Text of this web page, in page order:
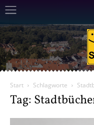
Start Schlagworte
Tag: